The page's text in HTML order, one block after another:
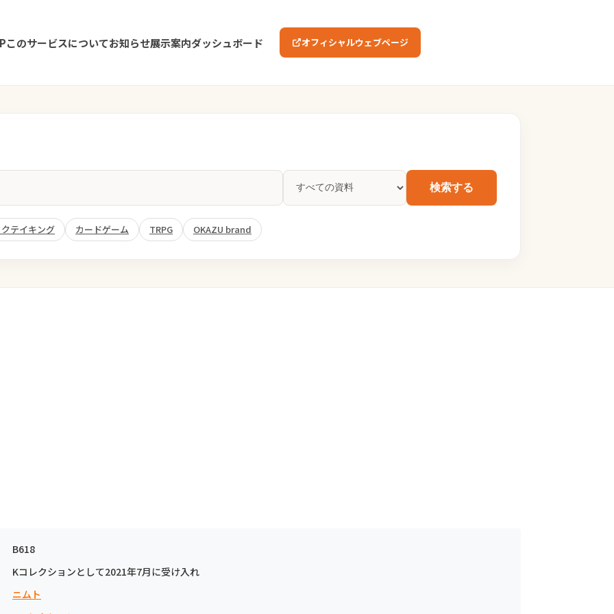
このサービスについてお知らせ展示案内ダッシュボード オフィシャルウェブページ
検索する
テイキング カードゲーム TRPG OKAZU brand
B618
Kコレクションとして2021年7月に受け入れ
ニムト